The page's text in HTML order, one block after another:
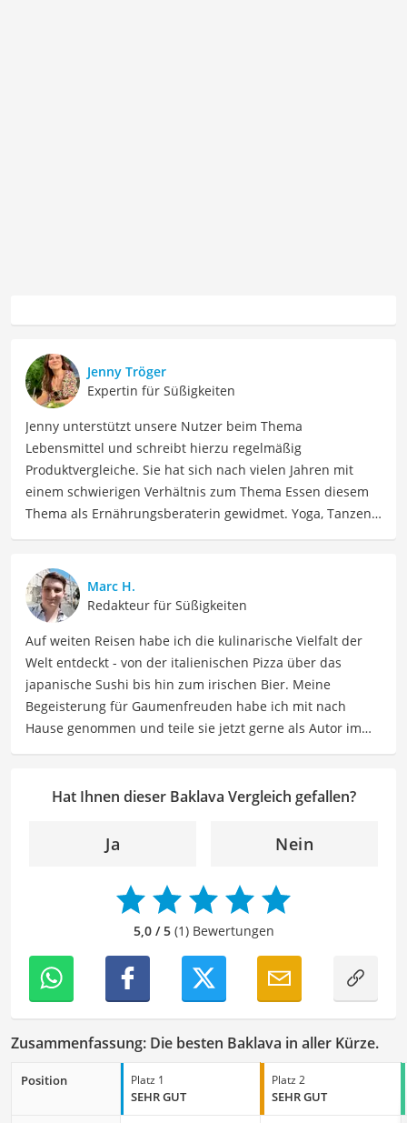
Jenny Tröger
Expertin für Süßigkeiten
Jenny unterstützt unsere Nutzer beim Thema
Lebensmittel und schreibt hierzu regelmäßig
Produktvergleiche. Sie hat sich nach vielen Jahren mit
einem schwierigen Verhältnis zum Thema Essen diesem
Thema als Ernährungsberaterin gewidmet. Yoga, Tanzen,
genießt. Jenny ist schon allein um die Welt gereist. Heute
findet sie Ausgleich bei Yoga und Tanzen, auch als
Lehrerin, und interessiert sich viel für Südamerika und
Schamanismus.
Der Baklava-Vergleich ist aus unserer Sicht besonders
empfehlenswert für SüßigkeitenliebhaberundGenießer
Marc H.
Redakteur für Süßigkeiten
Auf weiten Reisen habe ich die kulinarische Vielfalt der
Welt entdeckt - von der italienischen Pizza über das
japanische Sushi bis hin zum irischen Bier. Meine
Begeisterung für Gaumenfreuden habe ich mit nach
Hause genommen und teile sie jetzt gerne als Autor im
Rezepte und die Vielfalt der kulinarischen Welt. Mein Ziel
Ernährung auseinanderzusetzen, neue
Geschmackserlebnisse zu entdecken und sowohl eine
Lebensmitteln zu entwickeln. Durch meine Texte möchte
ich Leser dazu anregen, Essen nicht nur als eine
Kreativität und Gemeinschaft zu nutzen.
Der Baklava-Vergleich ist aus unserer Sicht besonders
Hat Ihnen dieser Baklava Vergleich gefallen?
Ja Nein
5,0 / 5(1) Bewertungen
Zusammenfassung: Die besten Baklava in aller Kürze.
Position Platz 1
SEHR GUT
Platz 2
SEHR GUT